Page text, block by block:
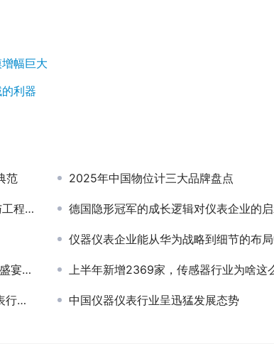
幅巨大
利器
范 2025年中国物位计三大品牌盘点
实践 德国隐形冠军的成长逻辑对仪表企业的
仪器仪表企业能从华为战略到细节的布
篇） 上半年新增2369家，传感器行业为啥这
进 中国仪器仪表行业呈迅猛发展态势